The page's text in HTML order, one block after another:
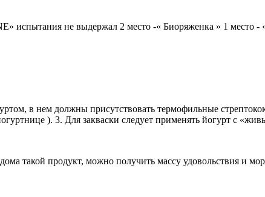
испытания не выдержал 2 место -« Биоряженка » 1 место
в нем должны присутствовать термофильные
). 3. Для закваски следует применять йогурт с
такой продукт, можно получить массу удовольствия и